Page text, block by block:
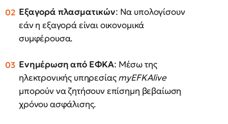
Εξαγορά πλασματικών: Να υπολογίσουν
εάν η εξαγορά είναι οικονομικά
συμφέρουσα.
Ενημέρωση από ΕΦΚΑ: Μέσω της
ηλεκτρονικής υπηρεσίαςmyEFKAlive
μπορούν να ζητήσουν επίσημη βεβαίωση
χρόνου ασφάλισης.